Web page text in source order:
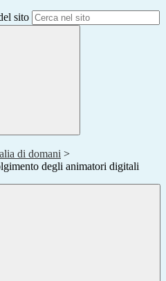
sito
di domani >
degli animatori digitali